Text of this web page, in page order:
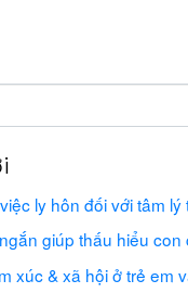
ly hôn đối với tâm lý
giúp thấu hiểu con
xúc & xã hội ở trẻ em